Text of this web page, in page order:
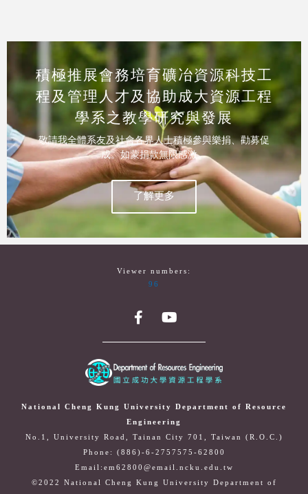
積極推展會務培育礦冶資源科技工
程及管理人才及協助成大資源工程
學系之教學研究與發展
敬請我全體系友及社會各界人士積極參與樂捐、勸募促
成。如蒙捐款無限感激。
了解更多
Viewer numbers:
96
National Cheng Kung University Department of Resource
Engineering
No.1, University Road, Tainan City 701, Taiwan (R.O.C.)
Phone: (886)-6-2757575-62800
Email:em62800@email.ncku.edu.tw
©2022 National Cheng Kung University Department of